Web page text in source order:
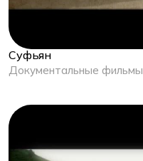
Суфьян
Документальные фильмы